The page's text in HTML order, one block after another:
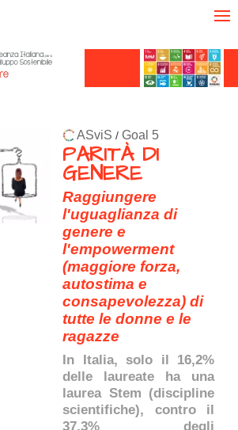
ASviS / Goal 5
PARITÀ DI
GENERE
Raggiungere
l'uguaglianza di
genere e
l'empowerment
(maggiore forza,
autostima e
consapevolezza) di
tutte le donne e le
ragazze
In Italia, solo il 16,2%
delle laureate ha una
laurea Stem (discipline
scientifiche), contro il
37,3% degli